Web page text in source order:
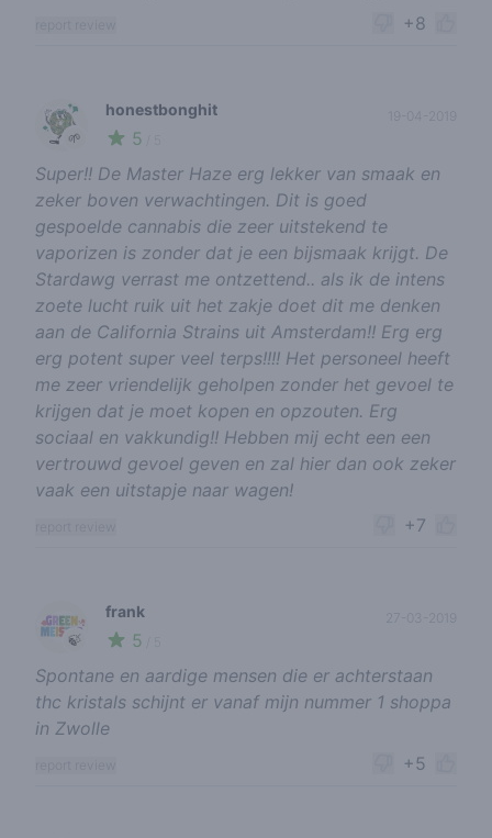
+8
🌱
honestbonghit
5
Super!! De Master Haze erg lekker van smaak en
zeker boven verwachtingen. Dit is goed
gespoelde cannabis die zeer uitstekend te
vaporizen is zonder dat je een bijsmaak krijgt. De
Stardawg verrast me ontzettend.. als ik de intens
zoete lucht ruik uit het zakje doet dit me denken
aan de California Strains uit Amsterdam!! Erg erg
erg potent super veel terps!!!! Het personeel heeft
me zeer vriendelijk geholpen zonder het gevoel te
krijgen dat je moet kopen en opzouten. Erg
sociaal en vakkundig!! Hebben mij echt een een
vertrouwd gevoel geven en zal hier dan ook zeker
vaak een uitstapje naar wagen!
+7
🍃
frank
5
27-03-2019
Spontane en aardige mensen die er achterstaan
thc kristals schijnt er vanaf mijn nummer 1 shoppa
in Zwolle
+5